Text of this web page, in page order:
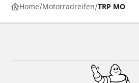
Home Motorradreifen TRP MO